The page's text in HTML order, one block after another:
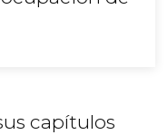
capítulos